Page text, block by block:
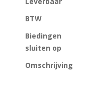
BTW
Biedingen
sluiten op
Omschrijving